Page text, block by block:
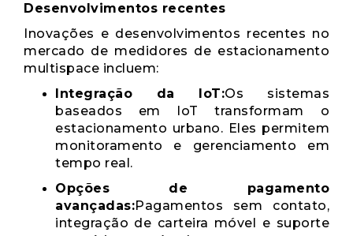
Desenvolvimentos recentes
Inovações e desenvolvimentos recentes no
mercado de medidores de estacionamento
multispace incluem:
Integração da IoT:Os sistemas
baseados em IoT transformam o
estacionamento urbano. Eles permitem
monitoramento e gerenciamento em
tempo real.
Opções de pagamento
avançadas:Pagamentos sem contato,
integração de carteira móvel e suporte